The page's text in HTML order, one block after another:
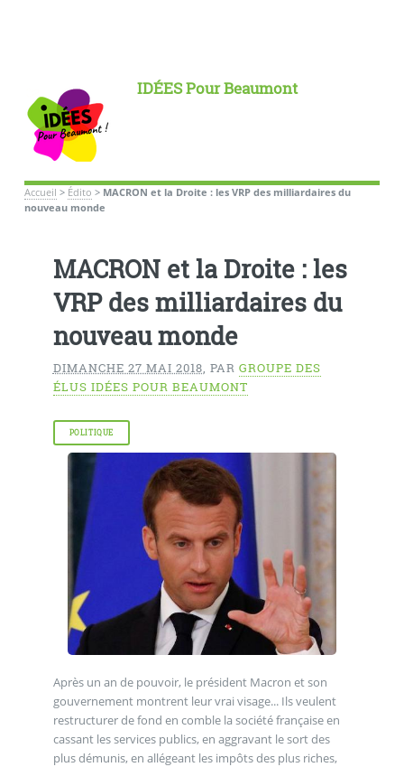
IDÉES Pour Beaumont
Accueil > Édito > MACRON et la Droite : les VRP des milliardaires du
nouveau monde
MACRON et la Droite : les
VRP des milliardaires du
nouveau monde
DIMANCHE 27 MAI 2018, PAR GROUPE DES
ÉLUS IDÉES POUR BEAUMONT
POLITIQUE
Après un an de pouvoir, le président Macron et son
gouvernement montrent leur vrai visage... Ils veulent
restructurer de fond en comble la société française en
cassant les services publics, en aggravant le sort des
plus démunis, en allégeant les impôts des plus riches,